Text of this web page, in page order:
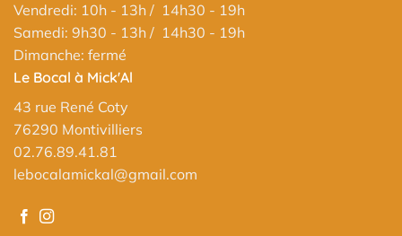
Vendredi: 10h - 13h / 14h30 - 19h
Samedi: 9h30 - 13h / 14h30 - 19h
Dimanche: fermé
Le Bocal à Mick'Al
43 rue René Coty
76290 Montivilliers
02.76.89.41.81
lebocalamickal@gmail.com